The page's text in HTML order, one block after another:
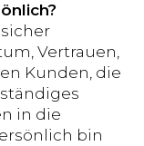
Vertrauen,
Kunden, die
in die
bin